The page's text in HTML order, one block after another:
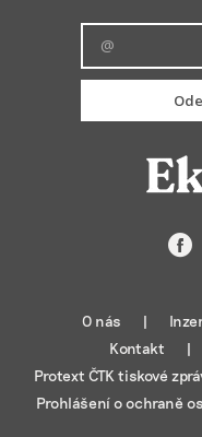
O nás
Kontakt
Protext ČTK tiskové
Prohlášení o ochraně